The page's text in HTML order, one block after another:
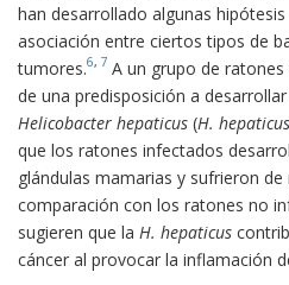
han desarrollado algunas
asociación entre ciertos tipos de
tumores.6, 7 A un grupo de
de una predisposición a
Helicobacter hepaticus (H. hepaticus
que los ratones infectados
glándulas mamarias y sufrieron
comparación con los ratones no
sugieren que la H. hepaticus
cáncer al provocar la inflamación